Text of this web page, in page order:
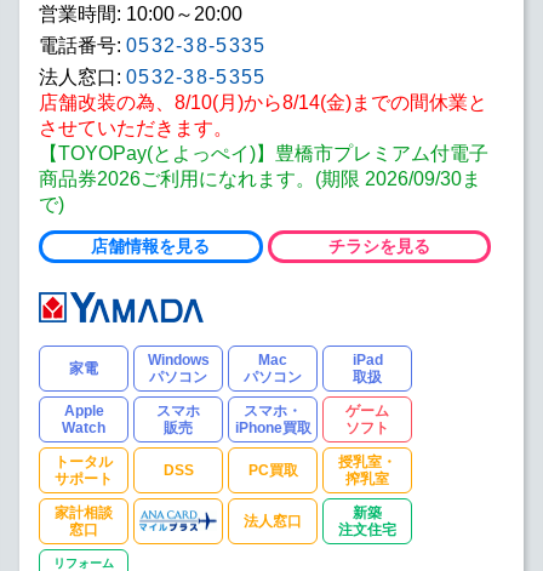
営業時間: 10:00～20:00
電話番号: 0532-38-5335
法人窓口: 0532-38-5355
店舗改装の為、8/10(月)から8/14(金)までの間休業と
させていただきます。
【TOYOPay(とよっぺイ)】豊橋市プレミアム付電子
商品券2026ご利用になれます。(期限 2026/09/30ま
で)
店舗情報を見る チラシを見る
家電
Windows
パソコン
Mac
パソコン
iPad
取扱
Apple
Watch
スマホ
販売
スマホ・
iPhone買取
ゲーム
ソフト
トータル
サポート
DSS PC買取
授乳室・
搾乳室
家計相談
窓口
法人窓口
新築
注文住宅
リフォーム